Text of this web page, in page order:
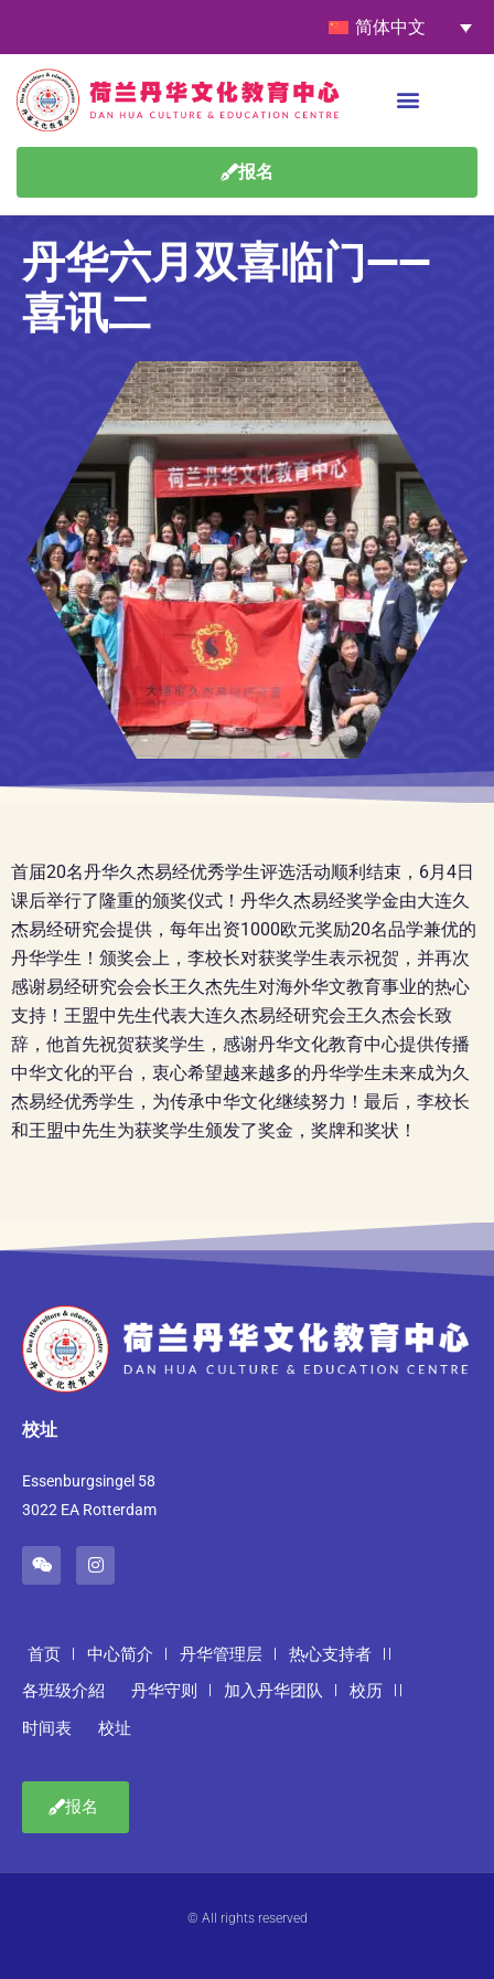
简体中文
报名
丹华六月双喜临门——
喜讯二
首届20名丹华久杰易经优秀学生评选活动顺利结束，6月4日
课后举行了隆重的颁奖仪式！丹华久杰易经奖学金由大连久
杰易经研究会提供，每年出资1000欧元奖励20名品学兼优的
丹华学生！ 颁奖会上，李校长对获奖学生表示祝贺，并再次
感谢易经研究会会长王久杰先生对海外华文教育事业的热心
支持！王盟中先生代表大连久杰易经研究会王久杰会长致
辞，他首先祝贺获奖学生，感谢丹华文化教育中心提供传播
中华文化的平台，衷心希望越来越多的丹华学生未来成为久
杰易经优秀学生，为传承中华文化继续努力！最后，李校长
和王盟中先生为获奖学生颁发了奖金，奖牌和奖状！
校址
Essenburgsingel 58
3022 EA Rotterdam
首页 中心简介 丹华管理层
热心支持者
各班级介紹
丹华守则 加入丹华团队
校历
时间表
校址
报名
© All rights reserved